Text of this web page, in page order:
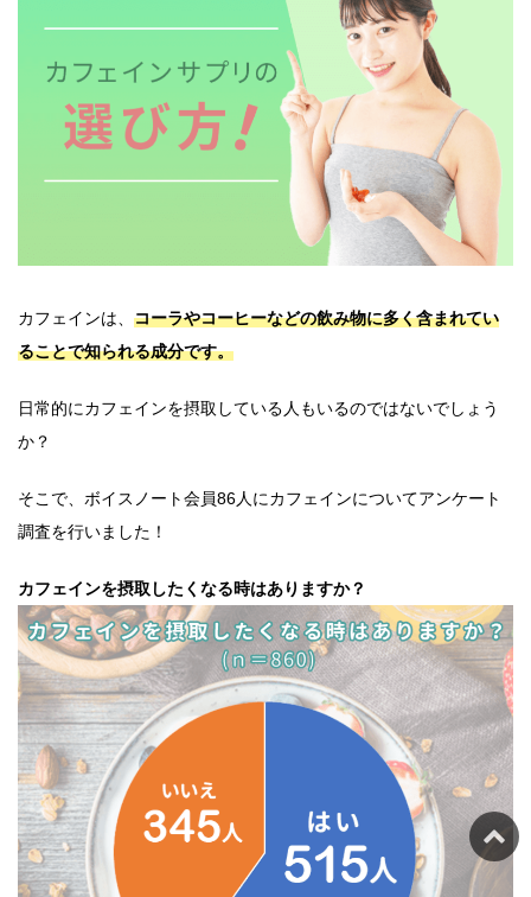
カフェインは、 コーラやコーヒーなどの飲み物に多く含まれてい
ることで知られる成分です。
日常的にカフェインを摂取している人もいるのではないでしょう
か？
そこで、ボイスノート会員86人にカフェインについてアンケート
調査を行いました！
カフェインを摂取したくなる時はありますか？